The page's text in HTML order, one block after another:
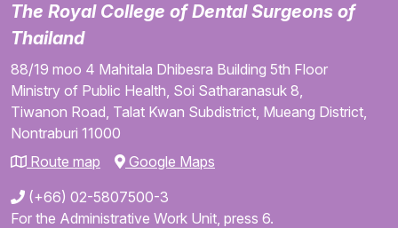
The Royal College of Dental Surgeons of
Thailand
88/19 moo 4 Mahitala Dhibesra Building 5th Floor
Ministry of Public Health, Soi Satharanasuk 8,
Tiwanon Road, Talat Kwan Subdistrict, Mueang District,
Nontraburi 11000
Route map
Google Maps
(+66) 02-5807500-3
For the Administrative Work Unit, press 6.